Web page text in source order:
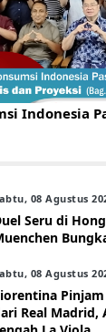
Jakarta Raya
Indonesia
08 Agustus
Seru di
08 Agustus
Real Madrid,